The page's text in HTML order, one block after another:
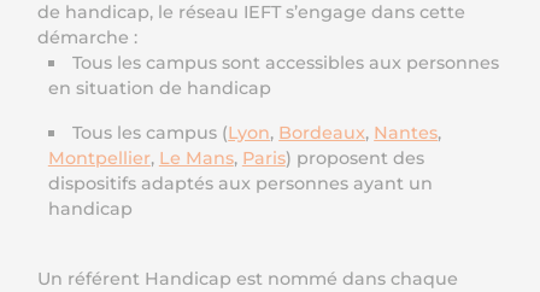
de handicap, le réseau IEFT s’engage dans cette
démarche :
Tous les campus sont accessibles aux personnes
en situation de handicap
Tous les campus (Lyon, Bordeaux, Nantes,
Montpellier, Le Mans, Paris) proposent des
dispositifs adaptés aux personnes ayant un
handicap
Un référent Handicap est nommé dans chaque